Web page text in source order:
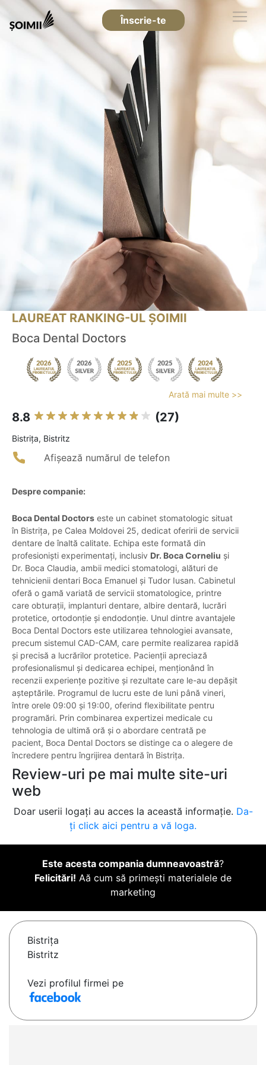
Înscrie-te
LAUREAT RANKING-UL ȘOIMII
Boca Dental Doctors
Arată mai multe >>
8.8 (27)
Bistriţa, Bistritz
Afișează numărul de telefon
Despre companie:
Boca Dental Doctors este un cabinet stomatologic situat
în Bistrița, pe Calea Moldovei 25, dedicat oferirii de servicii
dentare de înaltă calitate. Echipa este formată din
profesioniști experimentați, inclusiv Dr. Boca Corneliu și
Dr. Boca Claudia, ambii medici stomatologi, alături de
tehnicienii dentari Boca Emanuel și Tudor Iusan. Cabinetul
oferă o gamă variată de servicii stomatologice, printre
care obturații, implanturi dentare, albire dentară, lucrări
protetice, ortodonție și endodonție. Unul dintre avantajele
Boca Dental Doctors este utilizarea tehnologiei avansate,
precum sistemul CAD-CAM, care permite realizarea rapidă
și precisă a lucrărilor protetice. Pacienții apreciază
profesionalismul și dedicarea echipei, menționând în
recenzii experiențe pozitive și rezultate care le-au depășit
așteptările. Programul de lucru este de luni până vineri,
între orele 09:00 și 19:00, oferind flexibilitate pentru
programări. Prin combinarea expertizei medicale cu
tehnologia de ultimă oră și o abordare centrată pe
pacient, Boca Dental Doctors se distinge ca o alegere de
încredere pentru îngrijirea dentară în Bistrița.
Review-uri pe mai multe site-uri
web
Doar userii logați au acces la această informație. Da-
ți click aici pentru a vă loga.
Este acesta compania dumneavoastră?
Felicitări! Aă cum să primești materialele de
marketing
Bistriţa
Bistritz
Vezi profilul firmei pe